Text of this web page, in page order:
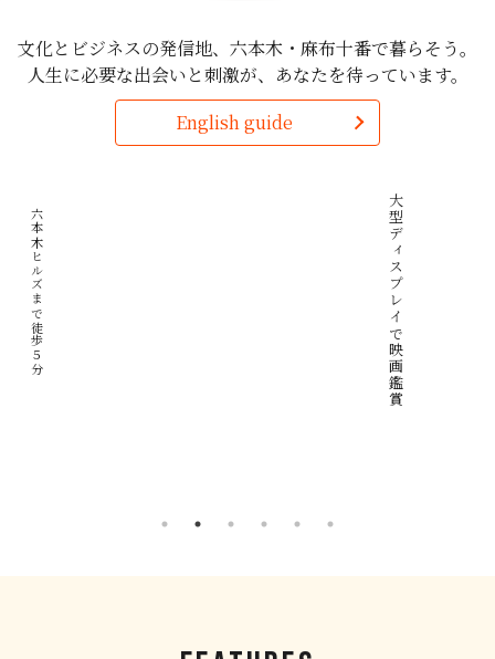
文化とビジネスの発信地、六本木・麻布十番で暮らそう。
人生に必要な出会いと刺激が、あなたを待っています。
English guide